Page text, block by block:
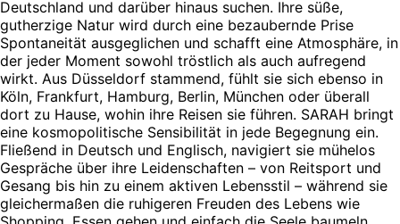
Deutschland und darüber hinaus suchen. Ihre süße,
gutherzige Natur wird durch eine bezaubernde Prise
Spontaneität ausgeglichen und schafft eine Atmosphäre, in
der jeder Moment sowohl tröstlich als auch aufregend
wirkt. Aus Düsseldorf stammend, fühlt sie sich ebenso in
Köln, Frankfurt, Hamburg, Berlin, München oder überall
dort zu Hause, wohin ihre Reisen sie führen. SARAH bringt
eine kosmopolitische Sensibilität in jede Begegnung ein.
Fließend in Deutsch und Englisch, navigiert sie mühelos
Gespräche über ihre Leidenschaften – von Reitsport und
Gesang bis hin zu einem aktiven Lebensstil – während sie
gleichermaßen die ruhigeren Freuden des Lebens wie